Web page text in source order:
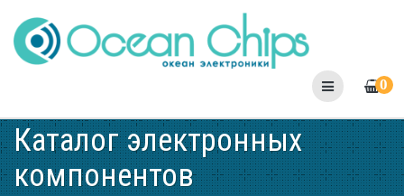
to
content
0
Каталог электронных
компонентов